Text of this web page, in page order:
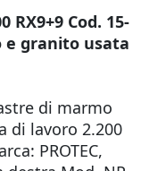
RX9+9 Cod. 15-
e granito usata
di marmo
di lavoro 2.200
PROTEC,